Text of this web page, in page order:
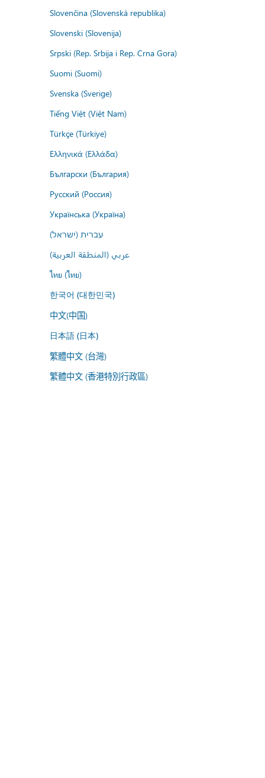
Slovenčina (Slovenská republika)
Slovenski (Slovenija)
Srpski (Rep. Srbija i Rep. Crna Gora)
Suomi (Suomi)
Svenska (Sverige)
Tiếng Việt (Việt Nam)
Türkçe (Türkiye)
Ελληνικά (Ελλάδα)
Български (България)
Русский (Россия)
Українська (Україна)
עברית (ישראל)
عربي (المنطقة العربية)
ไทย (ไทย)
한국어 (대한민국)
中文(中国)
日本語 (日本)
繁體中文 (台灣)
繁體中文 (香港特別行政區)